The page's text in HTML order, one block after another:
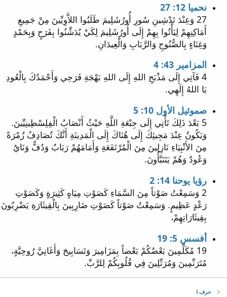
نحميا 12: 27
27 وَعِنْدَ تَدْشِينِ سُورِ أُورُشَلِيمَ طَلَبُوا اللاَّوِيِّينَ مِنْ جَمِيعِ
أَمَاكِنِهِمْ لِيَأْتُوا بِهِمْ إِلَى أُورُشَلِيمَ لِكَيْ يُدَشِّنُوا بِفَرَحٍ وَبِحَمْدٍ
وَغِنَاءٍ بِالصُّنُوجِ وَالرَّبَابِ وَالْعِيدَانِ.
المزامير 43: 4
4 فَآتِي إِلَى مَذْبَحِ اللهِ إِلَى اللهِ بَهْجَةِ فَرَحِي وَأَحْمَدُكَ بِالْعُودِ
يَا اللهُ إِلَهِي.
صموئيل الأول 10: 5
5 بَعْدَ ذَلِكَ تَأْتِي إِلَى جِبْعَةِ اللَّهِ حَيْثُ أَنْصَابُ الْفِلِسْطِينِيِّينَ.
وَيَكُونُ عِنْدَ مَجِيئِكَ إِلَى هُنَاكَ إِلَى الْمَدِينَةِ أَنَّكَ تُصَادِفُ زُمْرَةً
مِنَ الأَنْبِيَاءِ نَازِلِينَ مِنَ الْمُرْتَفَعَةِ وَأَمَامَهُمْ رَبَابٌ وَدُفٌّ وَنَايٌ
وَعُودٌ وَهُمْ يَتَنَبَّأُونَ.
رؤيا يوحنا 14: 2
2 وَسَمِعْتُ صَوْتاً مِنَ السَّمَاءِ كَصَوْتِ مِيَاهٍ كَثِيرَةٍ وَكَصَوْتِ
رَعْدٍ عَظِيمٍ. وَسَمِعْتُ صَوْتاً كَصَوْتِ ضَارِبِينَ بِالْقِيثَارَةِ يَضْرِبُونَ
بِقِيثَارَاتِهِمْ،
أفسس 5: 19
19 مُكَلِّمِينَ بَعْضُكُمْ بَعْضاً بِمَزَامِيرَ وَتَسَابِيحَ وَأَغَانِيَّ رُوحِيَّةٍ،
مُتَرَنِّمِينَ وَمُرَتِّلِينَ فِي قُلُوبِكُمْ لِلرَّبِّ.
حرف ا